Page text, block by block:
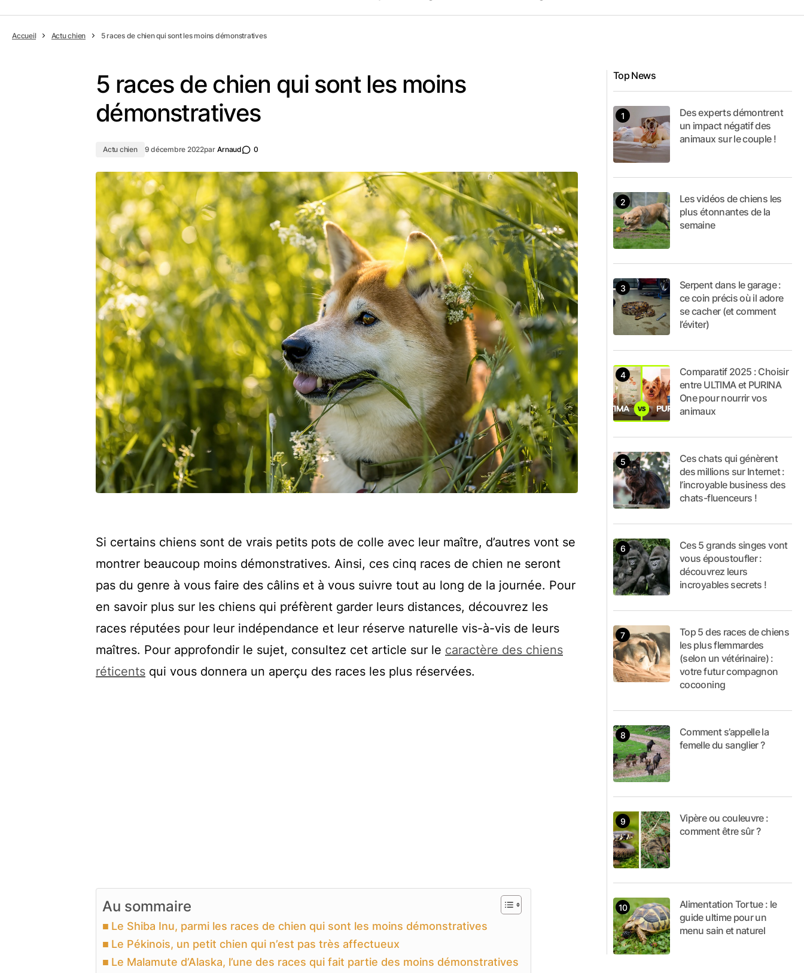
Accueil Actu chien 5 races de chien qui sont les moins démonstratives
5 races de chien qui sont les moins
démonstratives
Actu chien 9 décembre 2022par Arnaud 0
Si certains chiens sont de vrais petits pots de colle avec leur maître, d’autres vont se
montrer beaucoup moins démonstratives. Ainsi, ces cinq races de chien ne seront
pas du genre à vous faire des câlins et à vous suivre tout au long de la journée. Pour
en savoir plus sur les chiens qui préfèrent garder leurs distances, découvrez les
races réputées pour leur indépendance et leur réserve naturelle vis-à-vis de leurs
maîtres. Pour approfondir le sujet, consultez cet article sur le caractère des chiens
réticents qui vous donnera un aperçu des races les plus réservées.
Au sommaire
Le Shiba Inu, parmi les races de chien qui sont les moins démonstratives
Le Pékinois, un petit chien qui n’est pas très affectueux
Le Malamute d’Alaska, l’une des races qui fait partie des moins démonstratives
Top News
Des experts démontrent
un impact négatif des
animaux sur le couple !
Les vidéos de chiens les
plus étonnantes de la
semaine
Serpent dans le garage :
ce coin précis où il adore
se cacher (et comment
l’éviter)
Comparatif 2025 : Choisir
entre ULTIMA et PURINA
One pour nourrir vos
animaux
Ces chats qui génèrent
des millions sur Internet :
l’incroyable business des
chats-fluenceurs !
Ces 5 grands singes vont
vous époustoufler :
découvrez leurs
incroyables secrets !
Top 5 des races de chiens
les plus flemmardes
(selon un vétérinaire) :
votre futur compagnon
cocooning
Comment s’appelle la
femelle du sanglier ?
Vipère ou couleuvre :
comment être sûr ?
Alimentation Tortue : le
guide ultime pour un
menu sain et naturel